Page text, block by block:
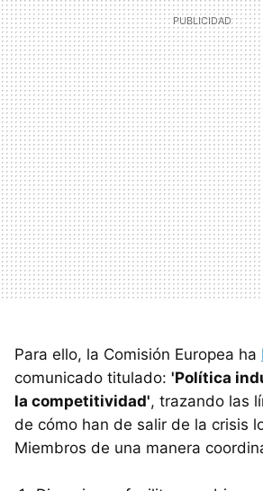
Para ello, la Comisión Europea ha
comunicado titulado: 'Política
la competitividad', trazando las
de cómo han de salir de la crisis
Miembros de una manera